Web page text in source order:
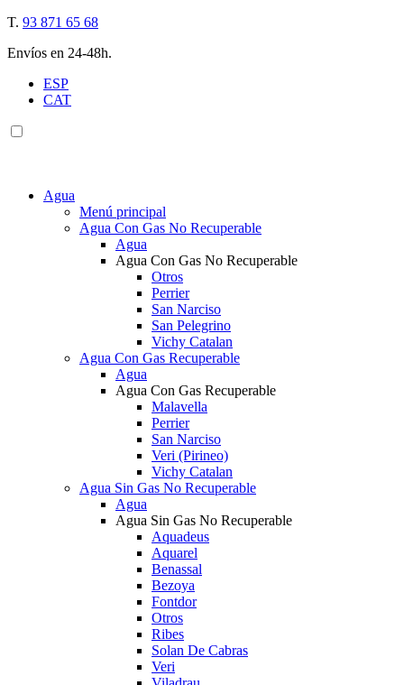
T. 93 871 65 68
Envíos en 24-48h.
ESP
CAT
Agua
Menú principal
Agua Con Gas No Recuperable
Agua
Agua Con Gas No Recuperable
Otros
Perrier
San Narciso
San Pelegrino
Vichy Catalan
Agua Con Gas Recuperable
Agua
Agua Con Gas Recuperable
Malavella
Perrier
San Narciso
Veri (Pirineo)
Vichy Catalan
Agua Sin Gas No Recuperable
Agua
Agua Sin Gas No Recuperable
Aquadeus
Aquarel
Benassal
Bezoya
Fontdor
Otros
Ribes
Solan De Cabras
Veri